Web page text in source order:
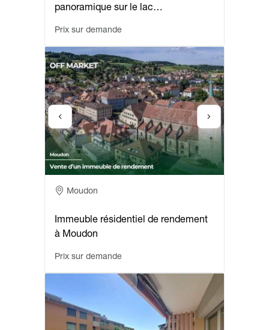
panoramique sur le lac…
Prix sur demande
Adresse
Moudon
Immeuble résidentiel de rendement
à Moudon
Prix sur demande